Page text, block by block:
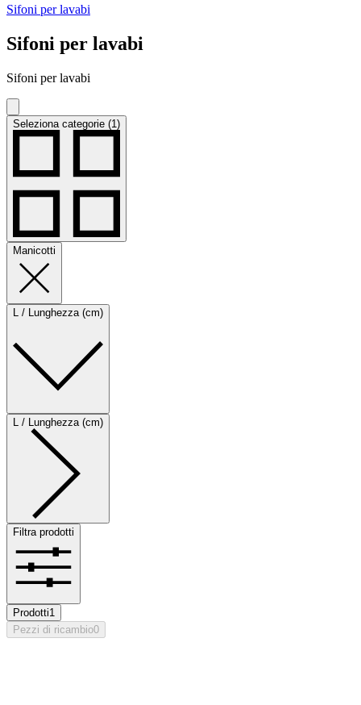
Sifoni per lavabi
Sifoni per lavabi
Sifoni per lavabi
Seleziona categorie (1)
Manicotti
L / Lunghezza (cm)
L / Lunghezza (cm)
Filtra prodotti
Prodotti1
Pezzi di ricambio0